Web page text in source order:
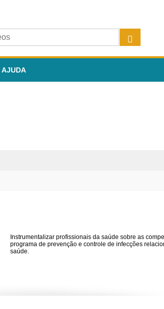
AJUDA
Instrumentalizar profissionais da saúde sobre as
programa de prevenção e controle de infecções
saúde.